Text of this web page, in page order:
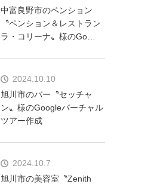
中富良野市のペンション
〝ペンション＆レストラン
ラ・コリーナ〟様のGo…
2024.10.10
旭川市のバー〝セッチャ
ン〟様のGoogleバーチャル
ツアー作成
2024.10.7
旭川市の美容室〝Zenith